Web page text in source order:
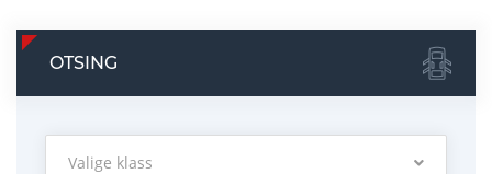
OTSING
Valige klass